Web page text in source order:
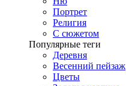
Портрет
Религия
С сюжетом
Популярные теги
Деревня
Весенний пейзаж
Цветы